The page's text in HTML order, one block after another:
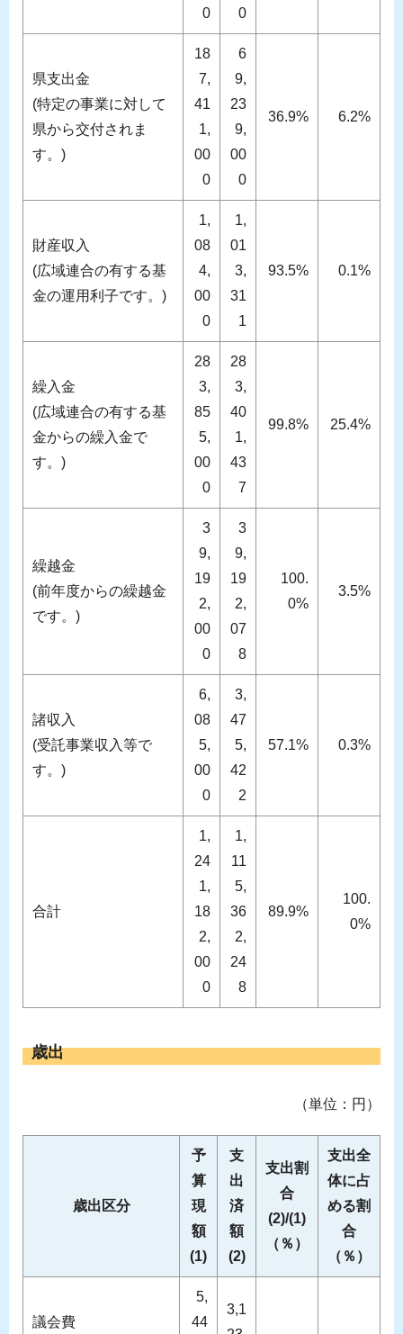
0 0
県支出金
(特定の事業に対して
県から交付されま
す。)
18
7,
41
1,
00
0
6
9,
23
9,
00
0
36.9% 6.2%
財産収入
(広域連合の有する基
金の運用利子です。)
1,
08
4,
00
0
1,
01
3,
31
1
93.5% 0.1%
繰入金
(広域連合の有する基
金からの繰入金で
す。)
28
3,
85
5,
00
0
28
3,
40
1,
43
7
99.8% 25.4%
繰越金
(前年度からの繰越金
です。)
3
9,
19
2,
00
0
3
9,
19
2,
07
8
100.
0%
3.5%
諸収入
(受託事業収入等で
す。)
6,
08
5,
00
0
3,
47
5,
42
2
57.1% 0.3%
合計
1,
24
1,
18
2,
00
0
1,
11
5,
36
2,
24
8
89.9%
100.
0%
歳出
（単位：円）
歳出区分
予
算
現
額
(1)
支
出
済
額
(2)
支出割
合
(2)/(1)
（％）
支出全
体に占
める割
合
（％）
議会費
5,
44
3,1